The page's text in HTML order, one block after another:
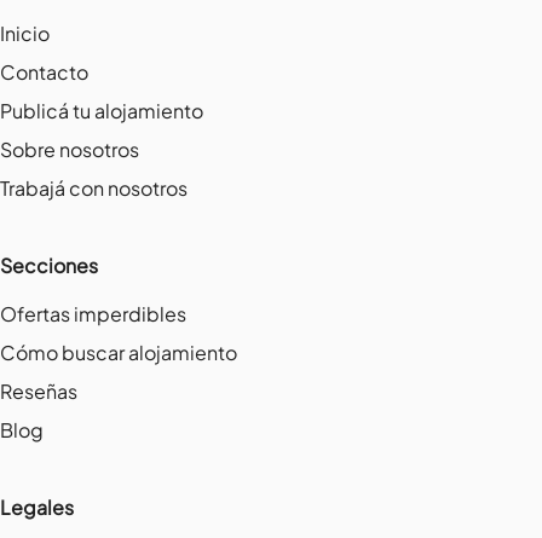
Inicio
Contacto
Publicá tu alojamiento
Sobre nosotros
Trabajá con nosotros
Secciones
Ofertas imperdibles
Cómo buscar alojamiento
Reseñas
Blog
Legales